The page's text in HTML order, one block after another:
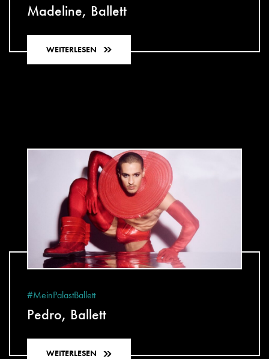
Madeline, Ballett
WEITERLESEN
#MeinPalastBallett
Pedro, Ballett
WEITERLESEN